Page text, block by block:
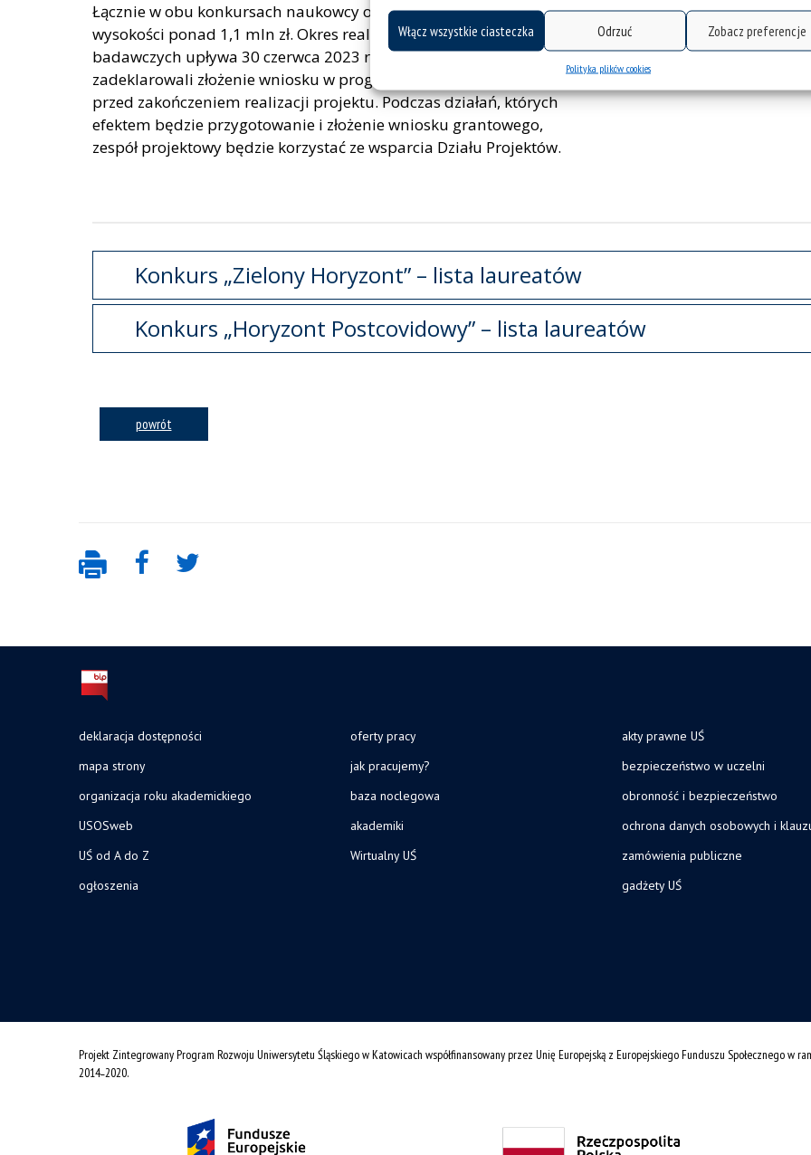
Włącz wszystkie ciasteczka Odrzuć Zobacz preferencje
Polityka plików cookies
Łącznie w obu konkursach naukowcy otrzymają wsparcie w
wysokości ponad 1,1 mln zł. Okres realizacji działań naukowo-
badawczych upływa 30 czerwca 2023 roku. Wszyscy liderzy
zadeklarowali złożenie wniosku w programie Horyzont Europa
przed zakończeniem realizacji projektu. Podczas działań, których
efektem będzie przygotowanie i złożenie wniosku grantowego,
zespół projektowy będzie korzystać ze wsparcia Działu Projektów.
Konkurs „Zielony Horyzont” – lista laureatów
Konkurs „Horyzont Postcovidowy” – lista laureatów
powrót
deklaracja dostępności
mapa strony
organizacja roku akademickiego
USOSweb
UŚ od A do Z
ogłoszenia
oferty pracy
jak pracujemy?
baza noclegowa
akademiki
Wirtualny UŚ
akty prawne UŚ
bezpieczeństwo w uczelni
obronność i bezpieczeństwo
ochrona danych osobowych i
zamówienia publiczne
gadżety UŚ
Projekt Zintegrowany Program Rozwoju Uniwersytetu Śląskiego w Katowicach współfinansowany przez Unię Europejską z Europejskiego Funduszu Społecznego w
2014˗2020.